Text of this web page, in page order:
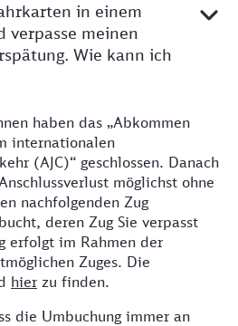
in einem
verpasse meinen
Wie kann ich
in einem Vorgang
haben das „Abkommen
internationalen
(AJC)“ geschlossen. Danach
möglichst ohne
nachfolgenden Zug
deren Zug Sie verpasst
erfolgt im Rahmen der
Zuges. Die
hier zu finden.
die Umbuchung immer an